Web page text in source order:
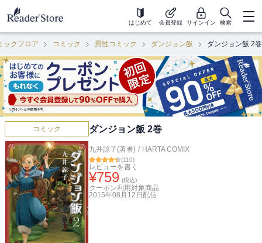
はじめて 会員登録 サインイン 検索
ックフロア コミック 男性コミック ダンジョン飯 ダンジョン飯 2巻
コミック ダンジョン飯 2巻
九井諒子(著者) / HARTA COMIX
(110)
レビューを書く
¥759 (税込)
クーポン利用対象商品
2015年08月12日 配信